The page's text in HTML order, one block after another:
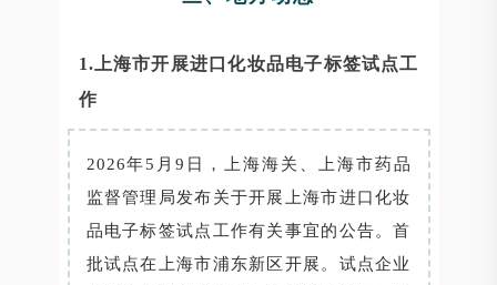
1.上海市开展进口化妆品电子标签试点工
作
2026年5月9日，上海海关、上海市药品
监督管理局发布关于开展上海市进口化妆
品电子标签试点工作有关事宜的公告。首
批试点在上海市浦东新区开展。试点企业